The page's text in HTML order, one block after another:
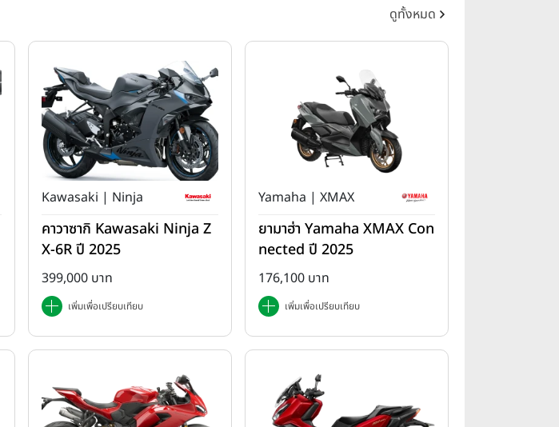
ดูทั้งหมด
Kawasaki | Ninja
คาวาซากิ Kawasaki Ninja Z
X-6R ปี 2025
399,000 บาท
เพิ่มเพื่อเปรียบเทียบ
Yamaha | XMAX
ยามาฮ่า Yamaha XMAX Con
nected ปี 2025
176,100 บาท
เพิ่มเพื่อเปรียบเทียบ